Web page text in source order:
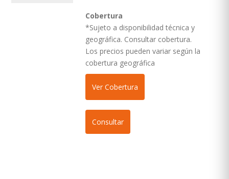
Cobertura
*Sujeto a disponibilidad técnica y
geográfica. Consultar cobertura.
Los precios pueden variar según la
cobertura geográfica
Ver Cobertura
Consultar